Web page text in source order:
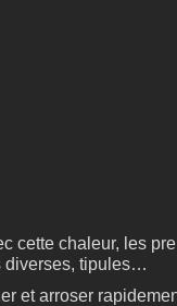
cette chaleur, les
diverses, tipules…
et arroser